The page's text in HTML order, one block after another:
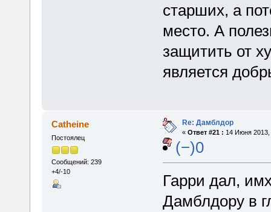
старших, а
место. А
защитить от
является
Catheine
Постоялец
Сообщений: 239
+4/-10
Re: Дамблдор
« Ответ #21 : 14 Июня 2013,
(−)0
Гарри дал,
Дамблдору в